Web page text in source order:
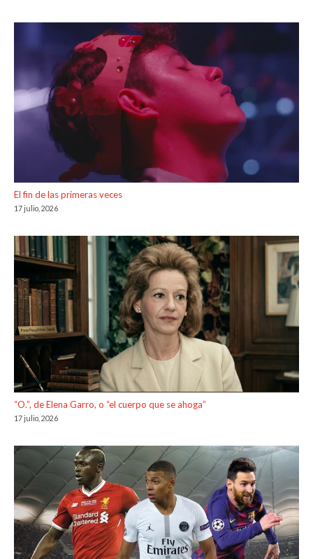
El fin de las primeras veces
17 julio, 2026
“O.”, de Elena Garro, o “el cuerpo que se ahoga”
17 julio, 2026